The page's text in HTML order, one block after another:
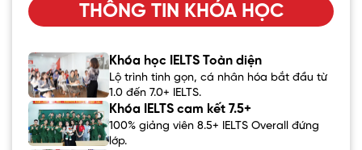
THÔNG TIN KHÓA HỌC
Khóa học IELTS Toàn diện
Lộ trình tinh gọn, cá nhân hóa bắt đầu từ
1.0 đến 7.0+ IELTS.
Khóa IELTS cam kết 7.5+
100% giảng viên 8.5+ IELTS Overall đứng
lớp.